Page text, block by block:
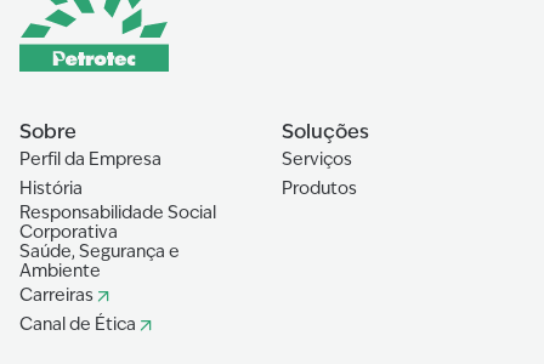
Sobre
Perfil da Empresa
História
Responsabilidade Social
Corporativa
Saúde, Segurança e
Ambiente
Carreiras
Canal de Ética
Soluções
Serviços
Produtos